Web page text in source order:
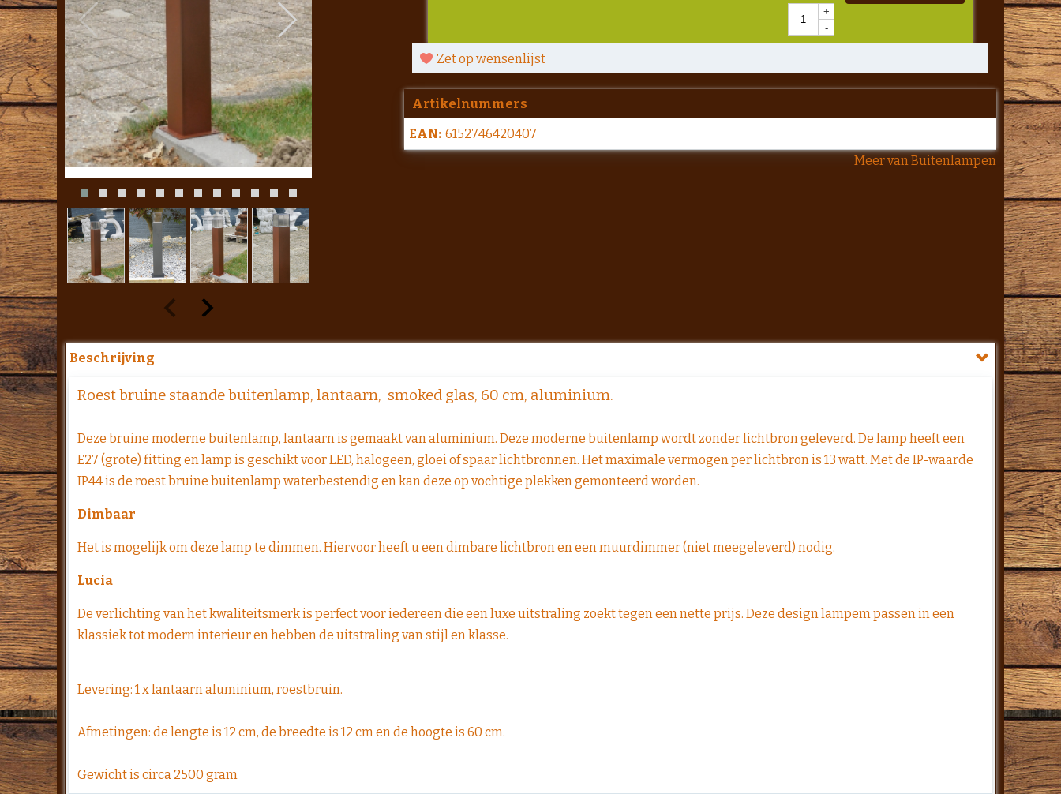
+
-
Zet op wensenlijst
Artikelnummers
EAN: 6152746420407
Meer van Buitenlampen
Beschrijving
Roest bruine staande buitenlamp, lantaarn, smoked glas, 60 cm, aluminium.
Deze bruine moderne buitenlamp, lantaarn is gemaakt van aluminium. Deze moderne buitenlamp wordt zonder lichtbron geleverd. De lamp heeft een
E27 (grote) fitting en lamp is geschikt voor LED, halogeen, gloei of spaar lichtbronnen. Het maximale vermogen per lichtbron is 13 watt. Met de IP-waarde
IP44 is de roest bruine buitenlamp waterbestendig en kan deze op vochtige plekken gemonteerd worden.
Dimbaar
Het is mogelijk om deze lamp te dimmen. Hiervoor heeft u een dimbare lichtbron en een muurdimmer (niet meegeleverd) nodig.
Lucia
De verlichting van het kwaliteitsmerk is perfect voor iedereen die een luxe uitstraling zoekt tegen een nette prijs. Deze design lampem passen in een
klassiek tot modern interieur en hebben de uitstraling van stijl en klasse.
Levering: 1 x lantaarn aluminium, roestbruin.
Afmetingen: de lengte is 12 cm, de breedte is 12 cm en de hoogte is 60 cm.
Gewicht is circa 2500 gram